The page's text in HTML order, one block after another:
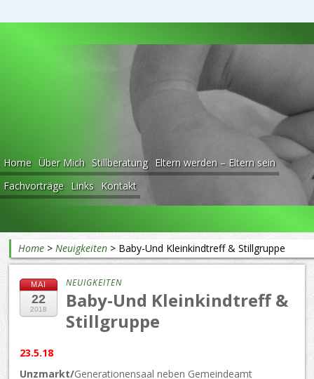
Home Über Mich Stillberatung Eltern werden – Eltern sein
Fachvorträge Links Kontakt
Beratung rund ums Baby
Home >Neuigkeiten > Baby-Und Kleinkindtreff & Stillgruppe
MAI
22
2018
NEUIGKEITEN
Baby-Und Kleinkindtreff &
Stillgruppe
23.5.18
Unzmarkt/Generationensaal neben Gemeindeamt